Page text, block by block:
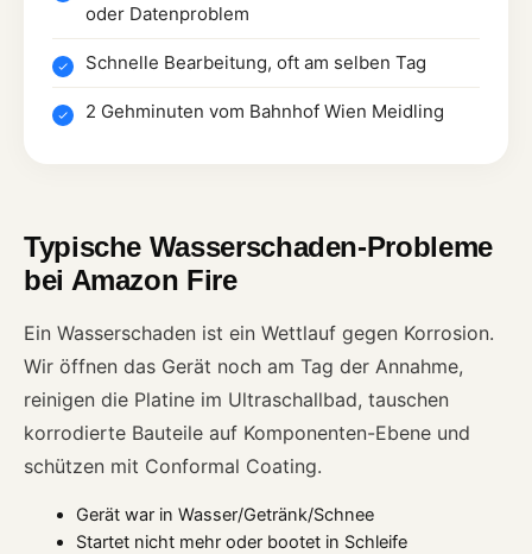
oder Datenproblem
Schnelle Bearbeitung, oft am selben Tag
2 Gehminuten vom Bahnhof Wien Meidling
Typische Wasserschaden-Probleme
bei Amazon Fire
Ein Wasserschaden ist ein Wettlauf gegen Korrosion.
Wir öffnen das Gerät noch am Tag der Annahme,
reinigen die Platine im Ultraschallbad, tauschen
korrodierte Bauteile auf Komponenten-Ebene und
schützen mit Conformal Coating.
Gerät war in Wasser/Getränk/Schnee
Startet nicht mehr oder bootet in Schleife